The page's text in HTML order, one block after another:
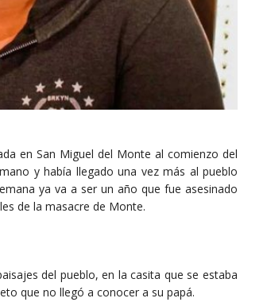
en San Miguel del Monte al comienzo del
y había llegado una vez más al pueblo
ya va a ser un año que fue asesinado
de la masacre de Monte.
del pueblo, en la casita que se estaba
que no llegó a conocer a su papá.